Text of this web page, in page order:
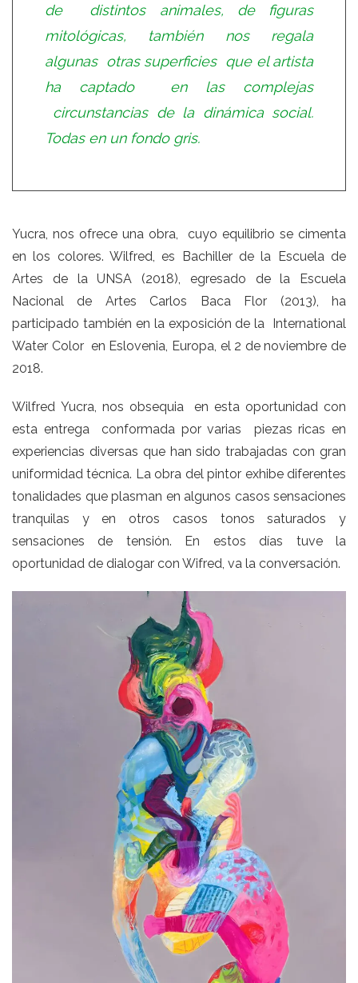
de distintos animales, de figuras
mitológicas, también nos regala
algunas otras superficies que el artista
ha captado en las complejas
circunstancias de la dinámica social.
Todas en un fondo gris.
Yucra, nos ofrece una obra, cuyo equilibrio se cimenta
en los colores. Wilfred, es Bachiller de la Escuela de
Artes de la UNSA (2018), egresado de la Escuela
Nacional de Artes Carlos Baca Flor (2013), ha
participado también en la exposición de la International
Water Color en Eslovenia, Europa, el 2 de noviembre de
2018.
Wilfred Yucra, nos obsequia en esta oportunidad con
esta entrega conformada por varias piezas ricas en
experiencias diversas que han sido trabajadas con gran
uniformidad técnica. La obra del pintor exhibe diferentes
tonalidades que plasman en algunos casos sensaciones
tranquilas y en otros casos tonos saturados y
sensaciones de tensión. En estos días tuve la
oportunidad de dialogar con Wifred, va la conversación.